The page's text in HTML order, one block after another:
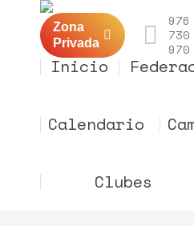
Zona
Privada
976
730
970
Inicio
Calendario
Clubes